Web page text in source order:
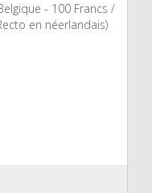
- 100 Francs /
en néerlandais)